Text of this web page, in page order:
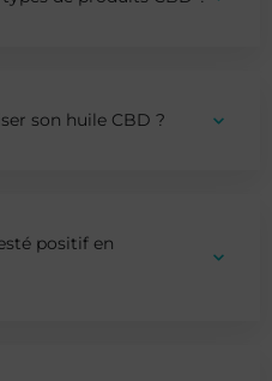
son huile CBD ?
positif en